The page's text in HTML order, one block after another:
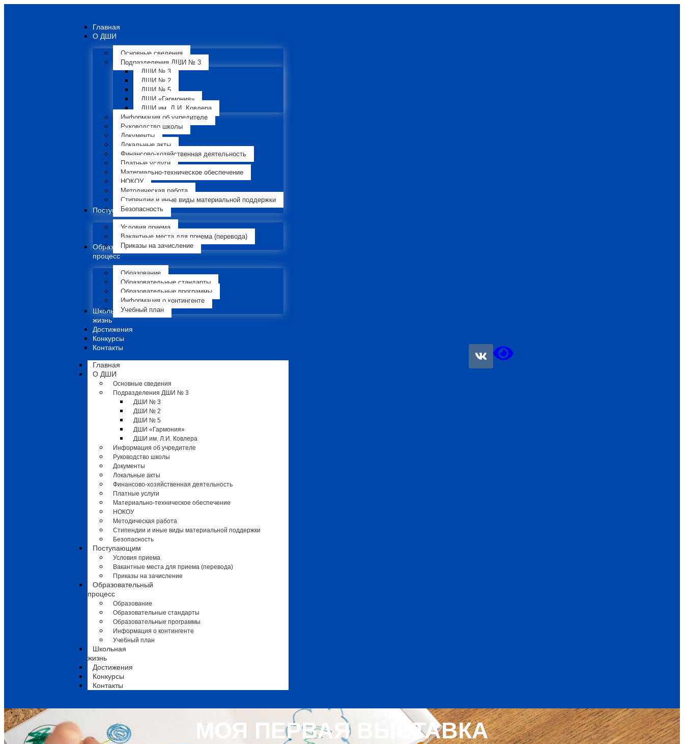
Главная
О ДШИ
Основные сведения
Подразделения ДШИ № 3
ДШИ № 3
ДШИ № 2
ДШИ № 5
ДШИ «Гармония»
ДШИ им. Л.И. Ковлера
Информация об учредителе
Руководство школы
Документы
Локальные акты
Финансово-хозяйственная деятельность
Платные услуги
Материально-техническое обеспечение
НОКОУ
Методическая работа
Стипендии и иные виды материальной поддержки
Безопасность
Поступающим
Условия приема
Вакантные места для приема (перевода)
Приказы на зачисление
Образовательный
процесс
Образование
Образовательные стандарты
Образовательные программы
Информация о контингенте
Учебный план
Школьная
жизнь
Достижения
Конкурсы
Контакты
Главная
О ДШИ
Основные сведения
Подразделения ДШИ № 3
ДШИ № 3
ДШИ № 2
ДШИ № 5
ДШИ «Гармония»
ДШИ им. Л.И. Ковлера
Информация об учредителе
Руководство школы
Документы
Локальные акты
Финансово-хозяйственная деятельность
Платные услуги
Материально-техническое обеспечение
НОКОУ
Методическая работа
Стипендии и иные виды материальной поддержки
Безопасность
Поступающим
Условия приема
Вакантные места для приема (перевода)
Приказы на зачисление
Образовательный
процесс
Образование
Образовательные стандарты
Образовательные программы
Информация о контингенте
Учебный план
Школьная
жизнь
Достижения
Конкурсы
Контакты
МОЯ ПЕРВАЯ ВЫСТАВКА